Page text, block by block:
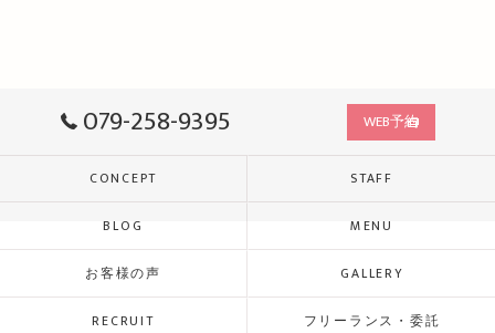
079-258-9395 WEB予約
CONCEPT STAFF
BLOG MENU
お客様の声 GALLERY
RECRUIT フリーランス・委託